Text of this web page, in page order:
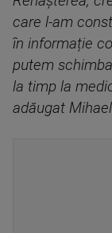
care l-am
în informație
putem
la timp la
adăugat